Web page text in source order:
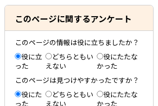
このページに関するアンケート
このページの情報は役に立ちましたか？
役に立
った
どちらともい
えない
役にたたな
かった
このページは見つけやすかったですか？
役にた
った
どちらともい
えない
役にたたな
かった